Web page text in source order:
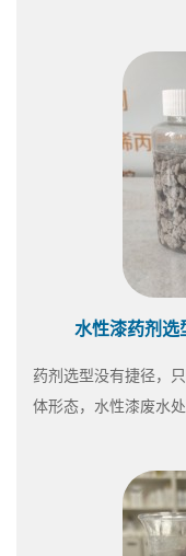
水性漆药剂选
药剂选型没有捷径，
体形态，水性漆废水处